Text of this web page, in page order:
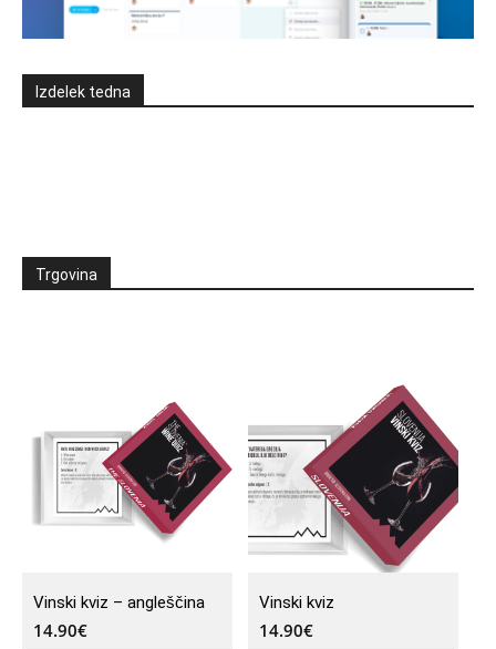
Izdelek tedna
Trgovina
Vinski kviz – angleščina
14.90€
Vinski kviz
14.90€